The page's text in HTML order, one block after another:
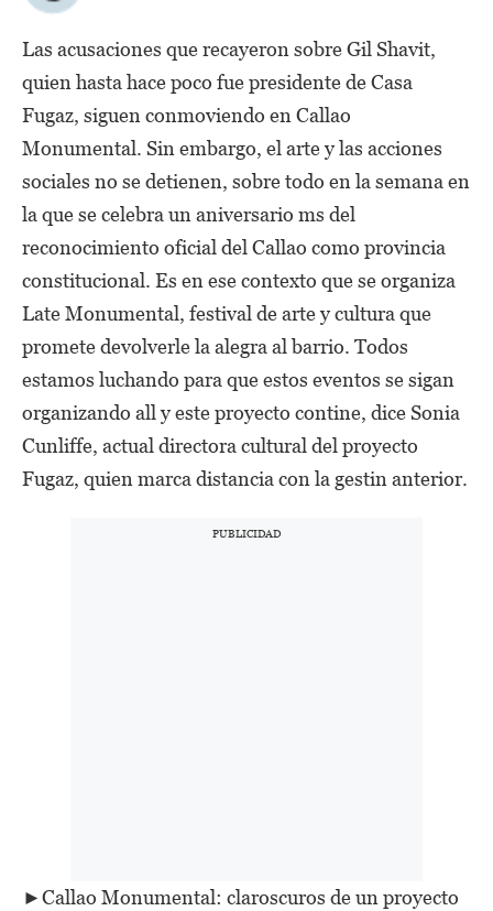
Las acusaciones que recayeron sobre Gil Shavit,
quien hasta hace poco fue presidente de Casa
Fugaz, siguen conmoviendo en Callao
Monumental. Sin embargo, el arte y las acciones
sociales no se detienen, sobre todo en la semana en
la que se celebra un aniversario ms del
reconocimiento oficial del Callao como provincia
constitucional. Es en ese contexto que se organiza
Late Monumental, festival de arte y cultura que
promete devolverle la alegra al barrio. Todos
estamos luchando para que estos eventos se sigan
organizando all y este proyecto contine, dice Sonia
Cunliffe, actual directora cultural del proyecto
Fugaz, quien marca distancia con la gestin anterior.
►Callao Monumental: claroscuros de un proyecto